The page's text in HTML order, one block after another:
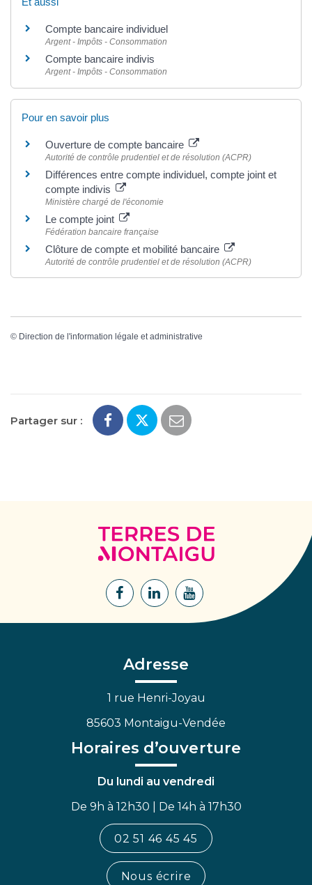
Compte bancaire individuel
Argent - Impôts - Consommation
Compte bancaire indivis
Argent - Impôts - Consommation
Pour en savoir plus
Ouverture de compte bancaire
Autorité de contrôle prudentiel et de résolution (ACPR)
Différences entre compte individuel, compte joint et
compte indivis
Ministère chargé de l'économie
Le compte joint
Fédération bancaire française
Clôture de compte et mobilité bancaire
Autorité de contrôle prudentiel et de résolution (ACPR)
© Direction de l'information légale et administrative
Partager sur :
Terres
de
Montaigu
Lien
Facebook
Lien
Lien
Adresse
1 rue Henri-Joyau
85603 Montaigu-Vendée
Horaires d’ouverture
Du lundi au vendredi
De 9h à 12h30 | De 14h à 17h30
02 51 46 45 45
Nous écrire